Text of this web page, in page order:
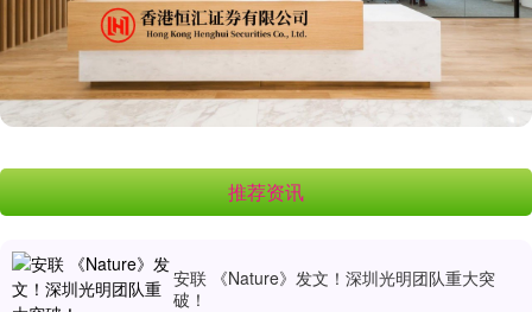
推荐资讯
安联 《Nature》发文！深圳光明团队重大突
破！